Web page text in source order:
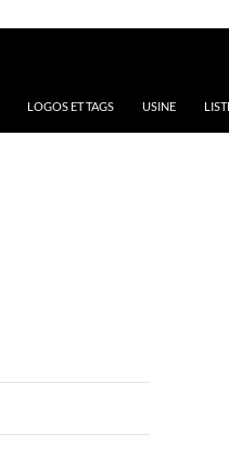
LOGOS ET TAGS USINE